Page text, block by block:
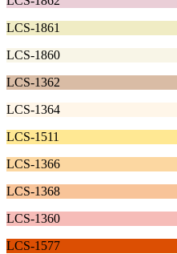
LCS-1861
LCS-1860
LCS-1362
LCS-1364
LCS-1511
LCS-1366
LCS-1368
LCS-1360
LCS-1577